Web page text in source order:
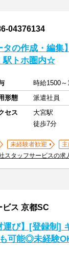
04376134
タの作成・編
駅トホ圏内☆
時給1500
形態
派遣社員
セス
大宮駅
徒歩7分
未経験者歓迎
スタッフサービスの求
ス 京都SC
運び】[登録制]
可能◎未経験